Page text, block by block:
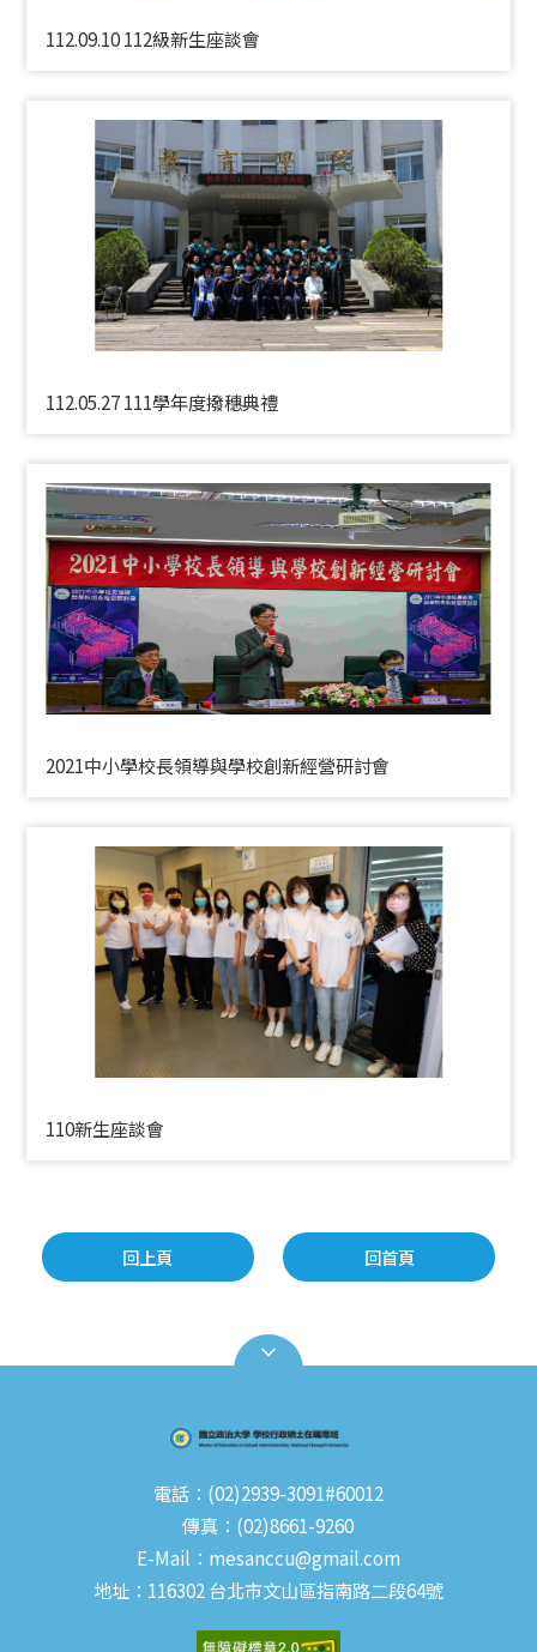
112.09.10 112級新生座談會
112.05.27 111學年度撥穗典禮
2021中小學校長領導與學校創新經營研討會
110新生座談會
回上頁 回首頁
電話：(02)2939-3091#60012
傳真：(02)8661-9260
E-Mail：mesanccu@gmail.com
地址：116302 台北市文山區指南路二段64號